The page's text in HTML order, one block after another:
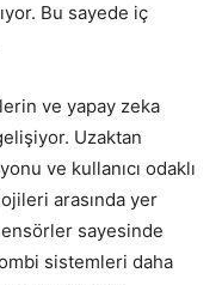
Bu sayede iç
ve yapay zeka
Uzaktan
ve kullanıcı odaklı
arasında yer
sayesinde
sistemleri daha